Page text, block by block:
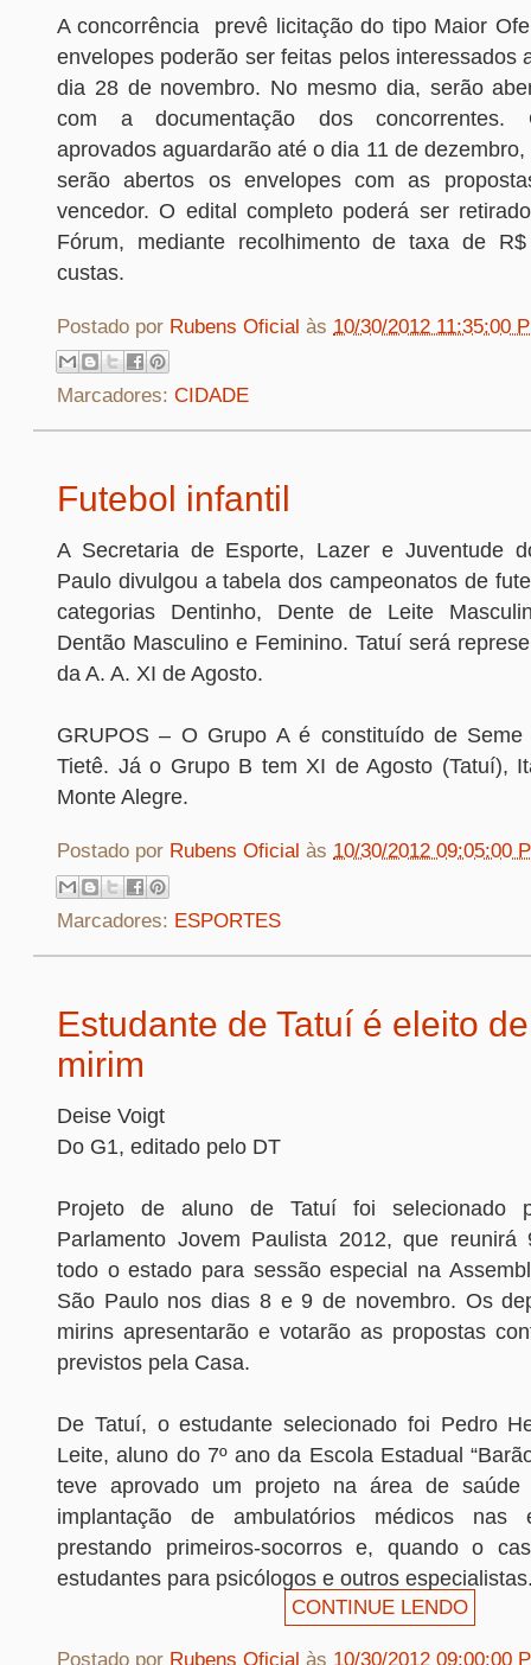
A concorrência prevê licitação do tipo Maior
envelopes poderão ser feitas pelos interessados
dia 28 de novembro. No mesmo dia, serão
com a documentação dos concorrentes.
aprovados aguardarão até o dia 11 de
serão abertos os envelopes com as
vencedor. O edital completo poderá ser
Fórum, mediante recolhimento de taxa de
custas.
Postado por Rubens Oficial às 10/30/2012 11:35:00
Marcadores: CIDADE
Futebol infantil
A Secretaria de Esporte, Lazer e Juventude
Paulo divulgou a tabela dos campeonatos de
categorias Dentinho, Dente de Leite
Dentão Masculino e Feminino. Tatuí será
da A. A. XI de Agosto.
GRUPOS – O Grupo A é constituído de
Tietê. Já o Grupo B tem XI de Agosto (Tatuí),
Monte Alegre.
Postado por Rubens Oficial às 10/30/2012 09:05:00
Marcadores: ESPORTES
Estudante de Tatuí é eleito
mirim
Deise Voigt
Do G1, editado pelo DT
Projeto de aluno de Tatuí foi selecionado
Parlamento Jovem Paulista 2012, que reunirá
todo o estado para sessão especial na
São Paulo nos dias 8 e 9 de novembro. Os
mirins apresentarão e votarão as propostas
previstos pela Casa.
De Tatuí, o estudante selecionado foi Pedro
Leite, aluno do 7º ano da Escola Estadual
teve aprovado um projeto na área de saúde
implantação de ambulatórios médicos nas
prestando primeiros-socorros e, quando o
estudantes para psicólogos e outros
CONTINUE LENDO
Postado por Rubens Oficial às 10/30/2012 09:00:00